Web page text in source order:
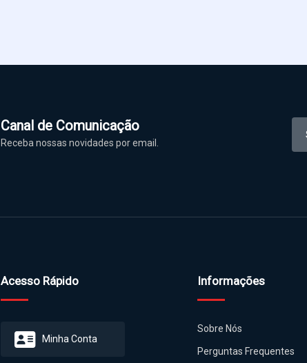
Canal de Comunicação
Receba nossas novidades por email.
Acesso Rápido
Minha Conta
Informações
Sobre Nós
Perguntas Frequentes